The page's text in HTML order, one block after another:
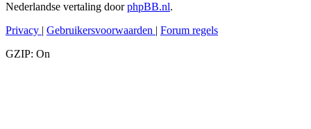
Nederlandse vertaling doorphpBB.nl.
Privacy | Gebruikersvoorwaarden | Forum regels
GZIP: On